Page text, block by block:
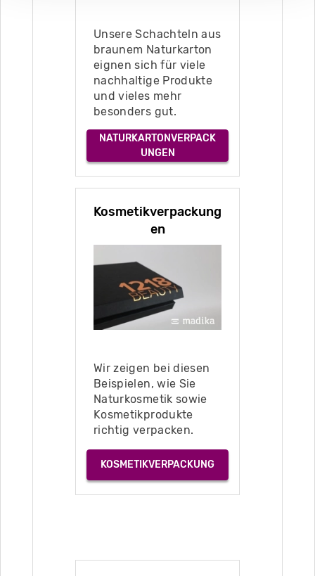
Unsere Schachteln aus
braunem Naturkarton
eignen sich für viele
nachhaltige Produkte
und vieles mehr
besonders gut.
NATURKARTONVERPACK
UNGEN
Kosmetikverpackung
en
Wir zeigen bei diesen
Beispielen, wie Sie
Naturkosmetik sowie
Kosmetikprodukte
richtig verpacken.
KOSMETIKVERPACKUNG